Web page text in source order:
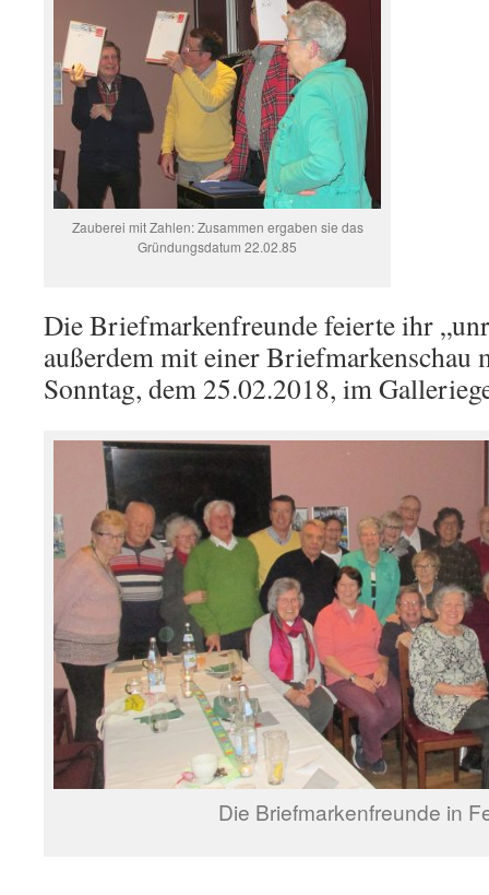
Zauberei mit Zahlen: Zusammen ergaben sie das
Gründungsdatum 22.02.85
Die Briefmarkenfreunde feierte ihr
außerdem mit einer Briefmarkenschau
Sonntag, dem 25.02.2018, im
Die Briefmarkenfreunde in